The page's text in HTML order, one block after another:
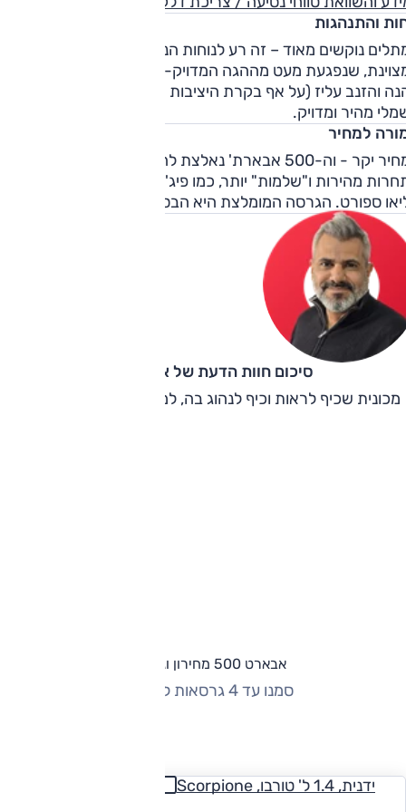
והתנהגות
נוקשים מאוד – זה רע לנוחות הנסיעה וטוב ליכולת
שנפגעת מעט מההגה המדויק-אך-מנותק. ההתנהגות
והזנב עליז (על אף בקרת היציבות הבלתי מתנתקת). הגה
מהיר ומדויק.
למחיר
המחיר יקר - וה-500 אבארת' נאלצת להתמודד בהקשר הזה מול
ספורט. הגרסה המומלצת היא הבסיסית בהיצע.
סיכום חוות הדעת של אוהד אלגוב
מכונית שכיף לראות וכיף לנהוג בה, למרות (ובזכות) מגרעותיה.
אבארט 500 מחירון וגרסאות
סמנו עד 4 גרסאות להשוואה
ידנית, 1.4 ל' טורבו, Scorpione